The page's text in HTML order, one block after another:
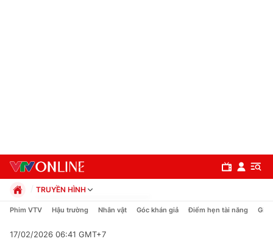
TRUYỀN HÌNH
Chính trị
Pháp luật
Phim VTV Hậu trường Nhân vật Góc khán giả Điểm hẹn tài năng Giải
17/02/2026 06:41 GMT+7